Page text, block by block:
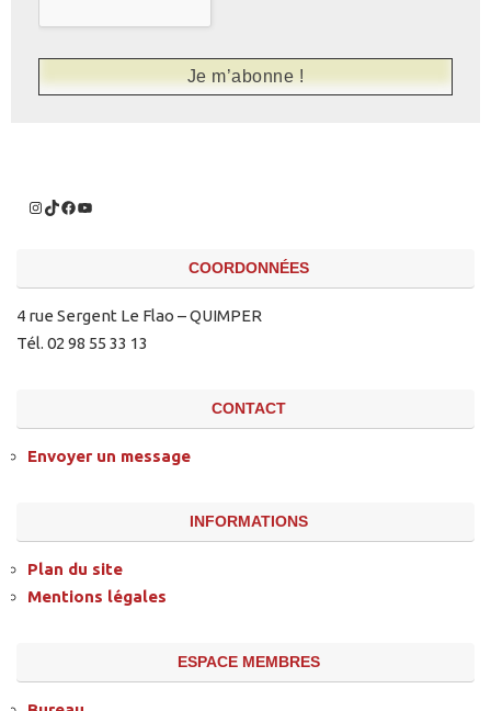
COORDONNÉES
4 rue Sergent Le Flao – QUIMPER
Tél. 02 98 55 33 13
CONTACT
Envoyer un message
INFORMATIONS
Plan du site
Mentions légales
ESPACE MEMBRES